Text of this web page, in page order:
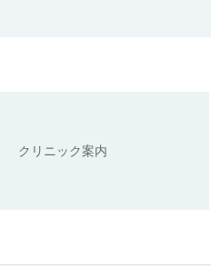
クリニック案内